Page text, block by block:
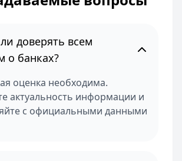
доверять всем
о банках?
оценка необходима.
актуальность информации и
с официальными данными